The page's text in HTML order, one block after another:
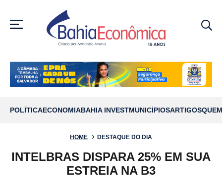
MENU
POLÍTICAECONOMIABAHIA INVESTMUNICÍPIOSARTIGOS
HOME DESTAQUE DO DIA
INTELBRAS DISPARA 25% EM SUA
ESTREIA NA B3